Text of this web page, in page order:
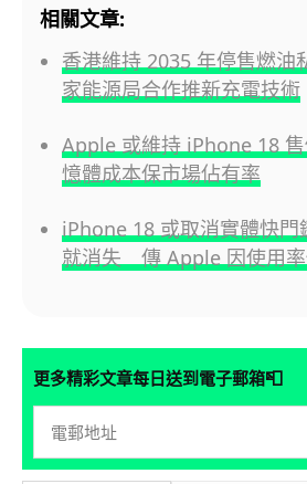
相關文章:
香港維持 2035 年停售燃油
家能源局合作推新充電技術
Apple 或維持 iPhone 18
憶體成本保市場佔有率
iPhone 18 或取消實體快
就消失 傳 Apple 因使用
更多精彩文章每日送到電子郵箱📮